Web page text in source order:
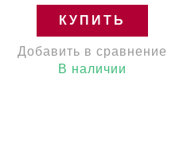
КУПИТЬ
Добавить в сравнение
В наличии